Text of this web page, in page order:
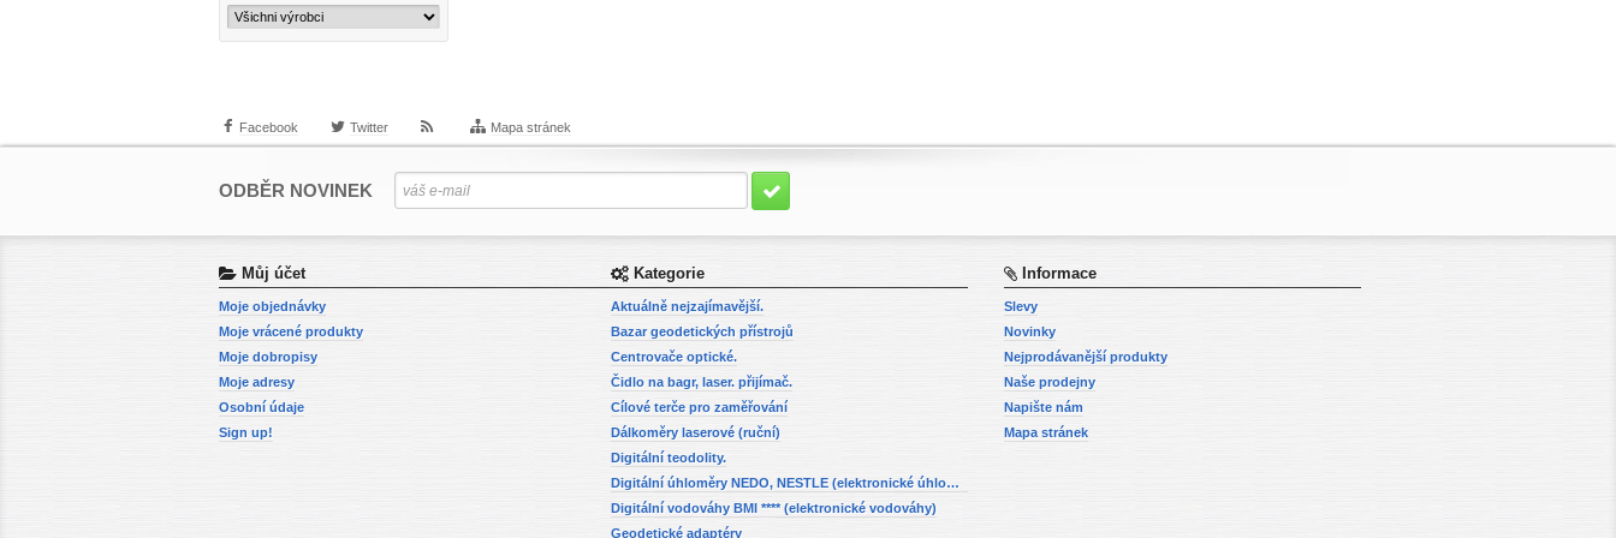
Facebook Twitter Mapa stránek
ODBĚR NOVINEK
Můj účet
Moje objednávky
Moje vrácené produkty
Moje dobropisy
Moje adresy
Osobní údaje
Sign up!
Kategorie
Aktuálně nejzajímavější.
Bazar geodetických přístrojů
Centrovače optické.
Čidlo na bagr, laser. přijímač.
Cílové terče pro zaměřování
Dálkoměry laserové (ruční)
Digitální teodolity.
Digitální úhloměry NEDO, NESTLE (elektronické úhloměry)
Digitální vodováhy BMI **** (elektronické vodováhy)
Geodetické adaptéry
Informace
Slevy
Novinky
Nejprodávanější produkty
Naše prodejny
Napište nám
Mapa stránek